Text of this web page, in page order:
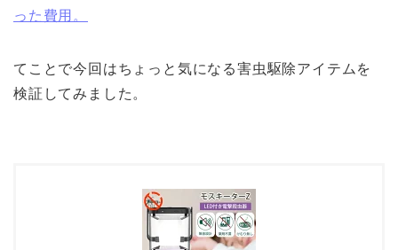
った費用。
てことで今回はちょっと気になる害虫駆除アイテムを
検証してみました。